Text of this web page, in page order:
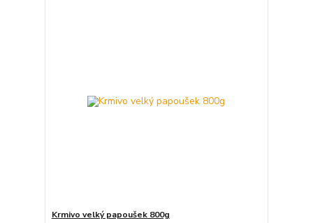
Krmivo velký papoušek 800g